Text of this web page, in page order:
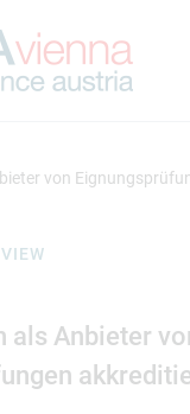
von
als Anbieter